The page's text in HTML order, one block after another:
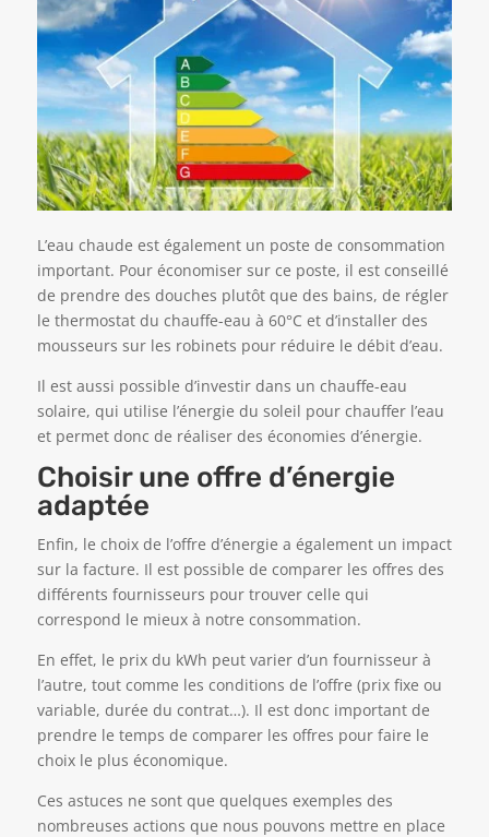
L’eau chaude est également un poste de consommation
important. Pour économiser sur ce poste, il est conseillé
de prendre des douches plutôt que des bains, de régler
le thermostat du chauffe-eau à 60°C et d’installer des
mousseurs sur les robinets pour réduire le débit d’eau.
Il est aussi possible d’investir dans un chauffe-eau
solaire, qui utilise l’énergie du soleil pour chauffer l’eau
et permet donc de réaliser des économies d’énergie.
Choisir une offre d’énergie
adaptée
Enfin, le choix de l’offre d’énergie a également un impact
sur la facture. Il est possible de comparer les offres des
différents fournisseurs pour trouver celle qui
correspond le mieux à notre consommation.
En effet, le prix du kWh peut varier d’un fournisseur à
l’autre, tout comme les conditions de l’offre (prix fixe ou
variable, durée du contrat…). Il est donc important de
prendre le temps de comparer les offres pour faire le
choix le plus économique.
Ces astuces ne sont que quelques exemples des
nombreuses actions que nous pouvons mettre en place